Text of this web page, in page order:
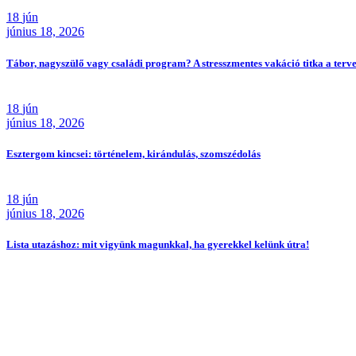
18 jún
június 18, 2026
Tábor, nagyszülő vagy családi program? A stresszmentes vakáció titka a
18 jún
június 18, 2026
Esztergom kincsei: történelem, kirándulás, szomszédolás
18 jún
június 18, 2026
Lista utazáshoz: mit vigyünk magunkkal, ha gyerekkel kelünk útra!